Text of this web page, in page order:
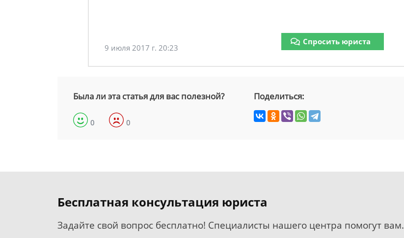
9 июля 2017 г. 20:23
Спросить юриста
Была ли эта статья для вас полезной?
0 0
Поделиться:
Бесплатная консультация юриста
Задайте свой вопрос бесплатно! Специалисты нашего центра помогут вам.